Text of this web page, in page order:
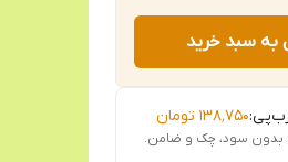
به سبد خرید
۱۳۸٬۷۵۰ تومان